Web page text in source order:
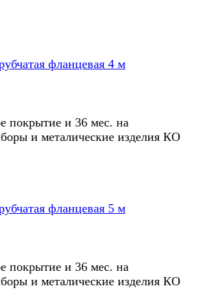
фланцевая 4 м
покрытие и 36 мес. на
и металические изделия КО
фланцевая 5 м
покрытие и 36 мес. на
и металические изделия КО